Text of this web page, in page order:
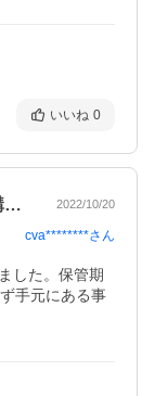
いいね 0
地震や断水…予期せぬ事態の備えに購入し… 2022/10/20
cva********さん
した。保管期
手元にある事